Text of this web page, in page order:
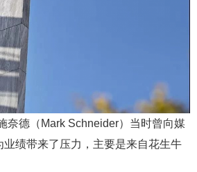
奈德（Mark Schneider）当时曾向媒
绩带来了压力，主要是来自花生牛